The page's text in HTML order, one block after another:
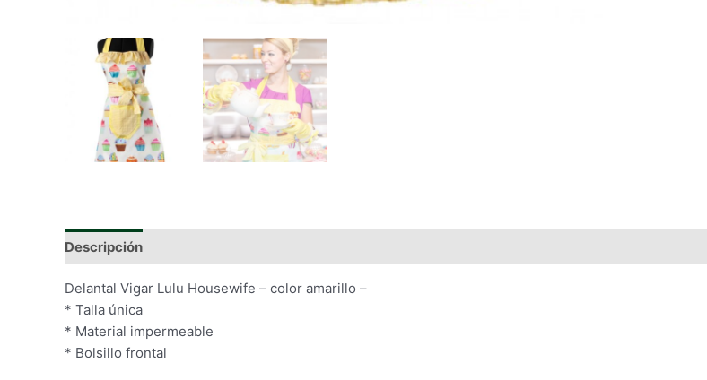
Descripción
Delantal Vigar Lulu Housewife – color amarillo –
* Talla única
* Material impermeable
* Bolsillo frontal